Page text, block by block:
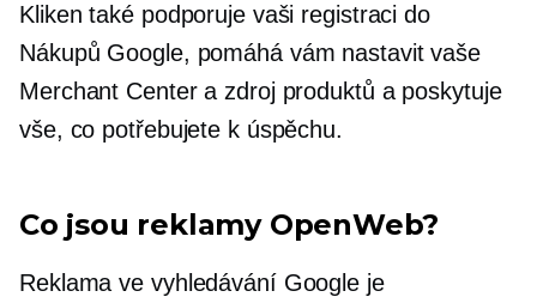
Kliken také podporuje vaši registraci do
Nákupů Google, pomáhá vám nastavit vaše
Merchant Center a zdroj produktů a poskytuje
vše, co potřebujete k úspěchu.
Co jsou reklamy OpenWeb?
Reklama ve vyhledávání Google je